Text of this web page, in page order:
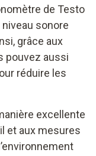
de Testo
niveau sonore
grâce aux
pouvez aussi
réduire les
excellente
et aux mesures